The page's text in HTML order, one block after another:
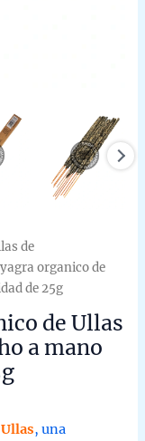
de
organico de
de 25g
de Ullas
a mano
, una